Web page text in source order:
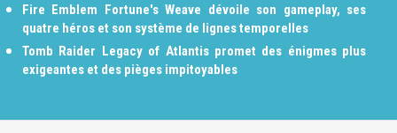
Fire Emblem Fortune's Weave dévoile son gameplay, ses
quatre héros et son système de lignes temporelles
Tomb Raider Legacy of Atlantis promet des énigmes plus
exigeantes et des pièges impitoyables